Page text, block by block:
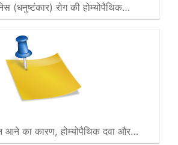
(धनुष्टंकार) रोग की होम्योपैथिक…
आने का कारण, होम्योपैथिक दवा और…